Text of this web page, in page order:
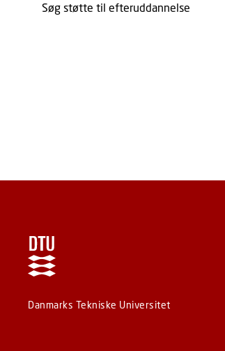
Søg støtte til efteruddannelse
Danmarks Tekniske Universitet